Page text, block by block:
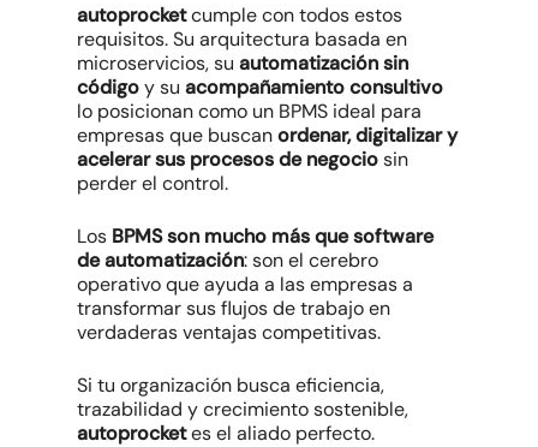
autoprocketcumple con todos estos
requisitos. Su arquitectura basada en
microservicios, suautomatización sin
códigoy suacompañamiento consultivo
lo posicionan como un BPMS ideal para
empresas que buscanordenar, digitalizar y
acelerar sus procesos de negociosin
perder el control.
Los BPMS son mucho más que software
de automatización: son el cerebro
operativo que ayuda a las empresas a
transformar sus flujos de trabajo en
verdaderas ventajas competitivas.
Si tu organización busca eficiencia,
trazabilidad y crecimiento sostenible,
autoprocketes el aliado perfecto.